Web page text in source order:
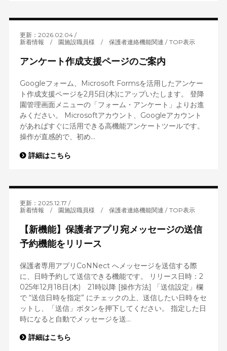
更新：2026.02.04
新着情報 / 園施設職員様 / 保護者連絡機能関連 TOP表示
アンケート作成支援ページのご案内
Googleフォーム、Microsoft Formsを活用したアンケー
ト作成支援ページを2月5日(木)にアップいたします。 登降
園管理画面メニューの「フォーム・アンケート」よりお進
みください。 Microsoftアカウント、Googleアカウント
があればすぐに活用できる高機能アンケートツールです。
操作が直感的で、初め...
詳細はこちら
更新：2025.12.17
新着情報 / 園施設職員様 / 保護者連絡機能関連 TOP表示
【新機能】保護者アプリ宛メッセージの送信
予約機能をリリース
保護者専用アプリCoNNect へメッセージを送信する際
に、日時予約して送信できる機能です。 リリース日時：2
025年12月18日(木) 21時以降 [操作方法] 「送信設定」欄
で “送信日時を指定” にチェックの上、送信したい日時をセ
ットし、「送信」ボタンを押下してください。 指定した日
時になると自動でメッセージを送...
詳細はこちら